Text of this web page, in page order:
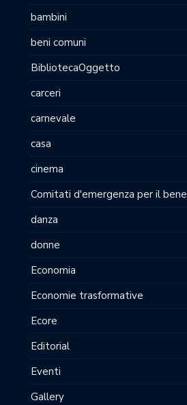
bambini
beni comuni
BibliotecaOggetto
carceri
carnevale
casa
cinema
Comitati d'emergenza per il
danza
donne
Economia
Economie trasformative
Ecore
Editorial
Eventi
Gallery